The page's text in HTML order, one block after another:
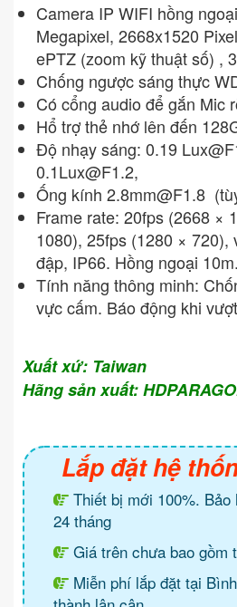
Camera IP WIFI hồng
Megapixel, 2668x1520
ePTZ (zoom kỹ thuật số) ,
Chống ngược sáng thực
Có cổng audio để gắn Mic
Hổ trợ thẻ nhớ lên đến
Độ nhạy sáng: 0.19
0.1Lux@F1.2,
Ống kính 2.8mm@F1.8
Frame rate: 20fps (2668 ×
1080), 25fps (1280 × 720),
đập, IP66. Hồng ngoại 10m.
Tính năng thông minh:
vực cấm. Báo động khi
Xuất xứ: Taiwan
Hãng sản xuất:
Lắp đặt hệ
Thiết bị mới 100%. Bảo
24 tháng
Giá trên chưa bao gồm
Miễn phí lắp đặt tại